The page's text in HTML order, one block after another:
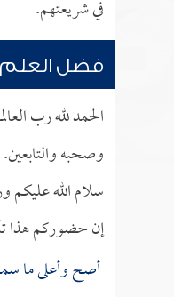
في شريعتهم.
فضل العلم
الحمد لله رب
وصحبه والتابعين.
سلام الله عليكم
إن حضوركم هذا
أصح وأعلى ما